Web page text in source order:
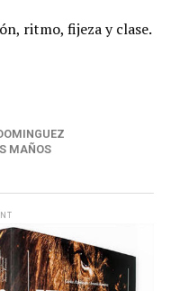
ritmo, fijeza y clase.
MAÑOS